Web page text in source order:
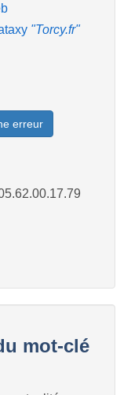
"Torcy.fr"
erreur
mot-clé